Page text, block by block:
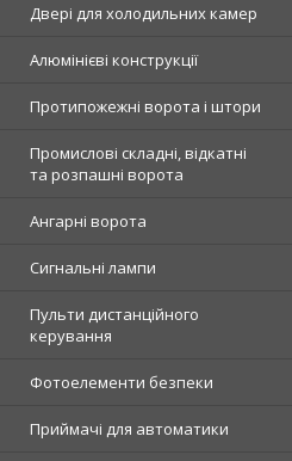
Двері для холодильних камер
Алюмінієві конструкції
Протипожежні ворота і штори
Промислові складні, відкатні
та розпашні ворота
Ангарні ворота
Сигнальні лампи
Пульти дистанційного
керування
Фотоелементи безпеки
Приймачі для автоматики